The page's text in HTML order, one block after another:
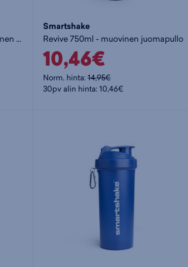
Bothal Insulatedtumbler - teräksinen juomapullo
Smartshake
Revive 750ml - muovinen juomapullo
10,46€
Norm. hinta:14,95€
30pv alin hinta: 10,46€